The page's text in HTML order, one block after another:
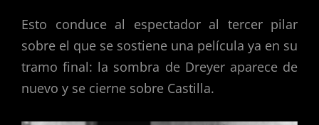
Esto conduce al espectador al tercer pilar
sobre el que se sostiene una película ya en su
tramo final: la sombra de Dreyer aparece de
nuevo y se cierne sobre Castilla.